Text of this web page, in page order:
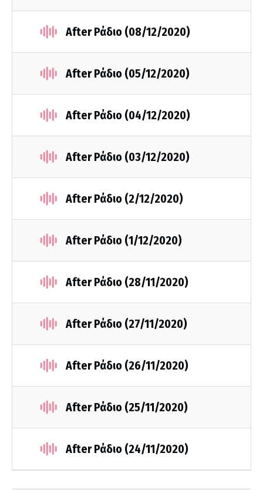
After Ράδιο (08/12/2020)
After Ράδιο (05/12/2020)
After Ράδιο (04/12/2020)
After Ράδιο (03/12/2020)
After Ράδιο (2/12/2020)
After Ράδιο (1/12/2020)
After Ράδιο (28/11/2020)
After Ράδιο (27/11/2020)
After Ράδιο (26/11/2020)
After Ράδιο (25/11/2020)
After Ράδιο (24/11/2020)